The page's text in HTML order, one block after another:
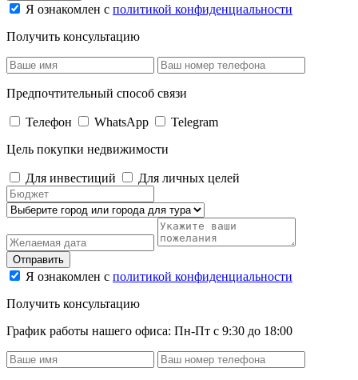
Я ознакомлен с политикой конфиденциальности
Получить консультацию
Предпочтительный способ связи
Телефон WhatsApp
Telegram
Цель покупки недвижимости
Для инвестиций Для личных целей
Отправить
Я ознакомлен с политикой конфиденциальности
Получить консультацию
График работы нашего офиса: Пн-Пт с 9:30 до 18:00